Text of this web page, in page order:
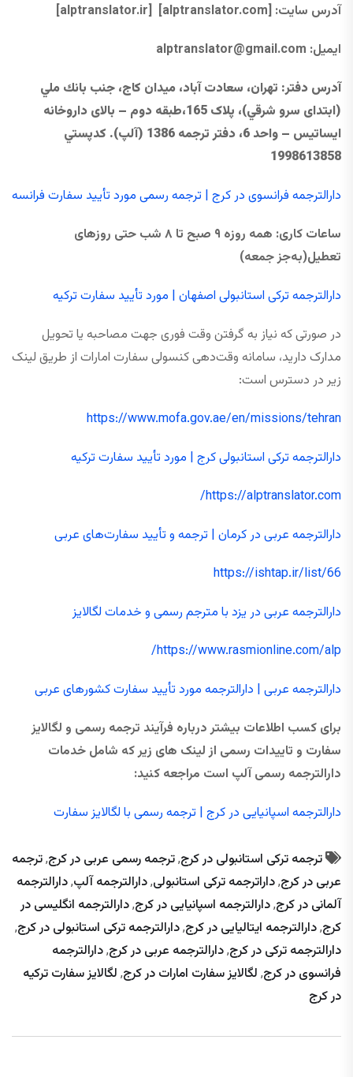
آدرس سایت: [alptranslator.com]
[alptranslator.ir]
ایمیل:
alptranslator@gmail.com
آدرس دفتر: تهران، سعادت آباد، ميدان كاج، جنب بانك ملي
(ابتدای سرو شرقي)، پلاک 165،طبقه دوم – بالای داروخانه
ایساتیس – واحد 6، دفتر ترجمه 1386 (آلپ). كدپستي
1998613858
دارالترجمه فرانسوی در کرج | ترجمه رسمی مورد تأیید سفارت فرانسه
ساعات کاری: همه ‌روزه ۹ صبح تا ۸ شب حتی روزهای
تعطیل(به‌جز جمعه)
دارالترجمه ترکی استانبولی اصفهان | مورد تأیید سفارت ترکیه
در صورتی که نیاز به گرفتن وقت فوری جهت مصاحبه یا تحویل
مدارک دارید، سامانه وقت‌دهی کنسولی سفارت امارات از طریق لینک
زیر در دسترس است:
https://www.mofa.gov.ae/en/missions/tehran
دارالترجمه ترکی استانبولی کرج | مورد تأیید سفارت ترکیه
https://alptranslator.com/
دارالترجمه عربی در کرمان | ترجمه و تأیید سفارت‌های عربی
https://ishtap.ir/list/66
دارالترجمه عربی در یزد با مترجم رسمی و خدمات لگالایز
https://www.rasmionline.com/alp/
دارالترجمه عربی | دارالترجمه مورد تأیید سفارت کشورهای عربی
برای کسب اطلاعات بیشتر درباره فرآیند ترجمه رسمی و لگالایز
سفارت و تاییدات رسمی از لینک های زیر که شامل خدمات
دارالترجمه رسمی آلپ است مراجعه کنید:
دارالترجمه اسپانیایی در کرج | ترجمه رسمی با لگالایز سفارت
ترجمه ترکی استانبولی در کرج,ترجمه رسمی عربی در کرج,ترجمه
عربی در کرج,داراترجمه ترکی استانبولی,دارالترجمه آلپ,دارالترجمه
آلمانی در کرج,دارالترجمه اسپانیایی در کرج,دارالترجمه انگلیسی در
کرج,دارالترجمه ایتالیایی در کرج,دارالترجمه ترکی استانبولی در کرج,
دارالترجمه ترکی در کرج,دارالترجمه عربی در کرج,دارالترجمه
فرانسوی در کرج, لگالایز سفارت امارات در کرج, لگالایز سفارت ترکیه
در کرج